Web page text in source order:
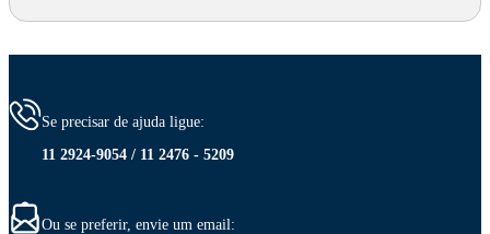
Se precisar de ajuda ligue:
11 2924-9054 / 11 2476 - 5209
Ou se preferir, envie um email: